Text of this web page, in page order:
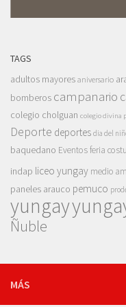
TAGS
adultos mayores aniversario
bomberos campanario
colegio cholguan colegio divina
Deporte deportes dia del
baquedano Eventosferia
indap liceo yungay medio
paneles arauco pemuco
yungay
Ñuble
MÁS